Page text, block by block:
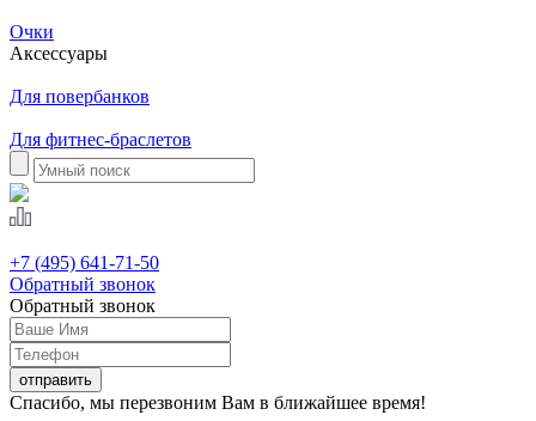
Очки
Аксессуары
Для повербанков
Для фитнес-браслетов
+7 (495) 641-71-50
Обратный звонок
Обратный звонок
Спасибо, мы перезвоним Вам в ближайшее время!